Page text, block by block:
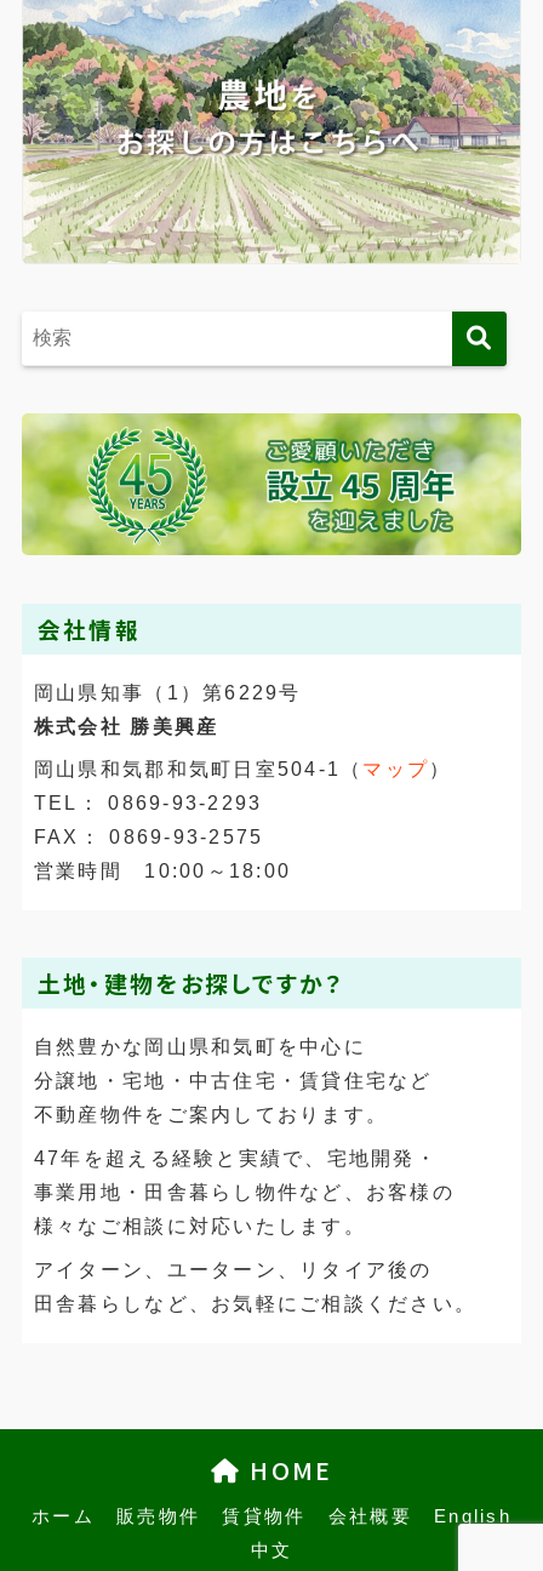
会社情報
岡山県知事（1）第6229号
株式会社 勝美興産
岡山県和気郡和気町日室504-1（ マップ）
TEL： 0869-93-2293
FAX： 0869-93-2575
営業時間 10:00～18:00
土地・建物をお探しですか？
自然豊かな岡山県和気町を中心に
分譲地・宅地・中古住宅・賃貸住宅など
不動産物件をご案内しております。
47年を超える経験と実績で、宅地開発・
事業用地・田舎暮らし物件など、お客様の
様々なご相談に対応いたします。
アイターン、ユーターン、リタイア後の
田舎暮らしなど、お気軽にご相談ください。
HOME
ホーム 販売物件 賃貸物件 会社概要
English
中文